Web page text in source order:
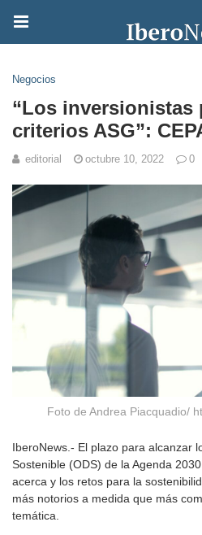
Negocios
“Los
criterios ASG”:
editorial octubre 10, 2022 0
Foto de Andrea Piacquadio/
IberoNews.- El plazo para alcanzar
Sostenible (ODS) de la Agenda
acerca y los retos para la
más notorios a medida que más
temática.